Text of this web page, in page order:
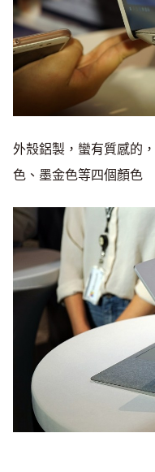
外殼鋁製，蠻有質感的
色、墨金色等四個顏色